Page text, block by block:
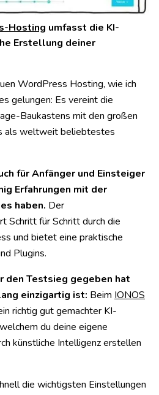
Hosting umfasst die KI-
Erstellung deiner
WordPress Hosting, wie ich
gelungen: Es vereint die
Baukastens mit den großen
als weltweit beliebtestes
für Anfänger und Einsteiger
Erfahrungen mit der
haben. Der
Schritt für Schritt durch die
und bietet eine praktische
Plugins.
den Testsieg gegeben hat
einzigartig ist: Beim IONOS
richtig gut gemachter KI-
du deine eigene
künstliche Intelligenz erstellen
die wichtigsten Einstellungen